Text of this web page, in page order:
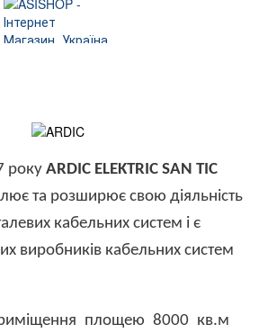
року ARDIC ELEKTRIC SAN TIC
та розширює свою діяльність
кабельних систем і є
виробників кабельних систем
площею 8000 кв.м